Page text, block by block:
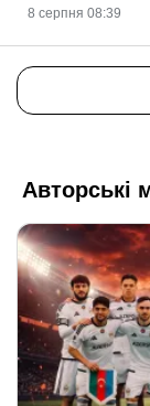
8 серпня 08:39
Авторські